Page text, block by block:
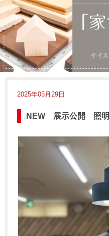
2025年05月29日
NEW 展示公開 照明